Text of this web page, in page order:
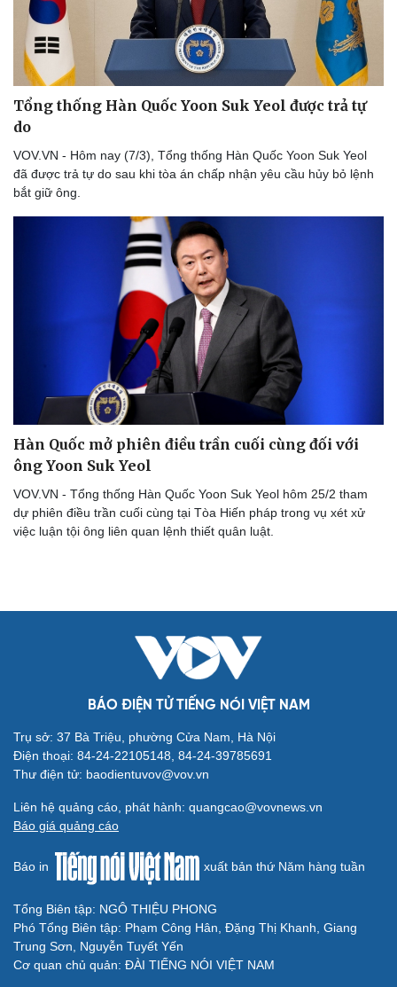
Câu chuyện thời sự
Đọc truyện đêm khuya
Cửa sổ tình yêu
Kể chuyện cho bé
Hạt giống tâm hồn
Cải chính
Tổng thống Hàn Quốc Yoon Suk Yeol được trả tự
do
VOV.VN - Hôm nay (7/3), Tổng thống Hàn Quốc Yoon Suk Yeol
đã được trả tự do sau khi tòa án chấp nhận yêu cầu hủy bỏ lệnh
bắt giữ ông.
Hàn Quốc mở phiên điều trần cuối cùng đối với
ông Yoon Suk Yeol
VOV.VN - Tổng thống Hàn Quốc Yoon Suk Yeol hôm 25/2 tham
dự phiên điều trần cuối cùng tại Tòa Hiến pháp trong vụ xét xử
việc luận tội ông liên quan lệnh thiết quân luật.
BÁO ĐIỆN TỬ TIẾNG NÓI VIỆT NAM
Trụ sở: 37 Bà Triệu, phường Cửa Nam, Hà Nội
Điện thoại: 84-24-22105148, 84-24-39785691
Thư điện tử: baodientuvov@vov.vn
Liên hệ quảng cáo, phát hành: quangcao@vovnews.vn
Báo giá quảng cáo
Báo in xuất bản thứ Năm hàng tuần
Tổng Biên tập: NGÔ THIỆU PHONG
Phó Tổng Biên tập: Phạm Công Hân, Đặng Thị Khanh, Giang
Trung Sơn, Nguyễn Tuyết Yến
Cơ quan chủ quản: ĐÀI TIẾNG NÓI VIỆT NAM